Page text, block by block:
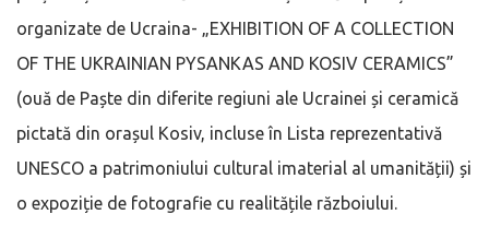
organizate de Ucraina- „EXHIBITION OF A COLLECTION
OF THE UKRAINIAN PYSANKAS AND KOSIV CERAMICS”
(ouă de Paște din diferite regiuni ale Ucrainei și ceramică
pictată din orașul Kosiv, incluse în Lista reprezentativă
UNESCO a patrimoniului cultural imaterial al umanității) și
o expoziție de fotografie cu realitățile războiului.